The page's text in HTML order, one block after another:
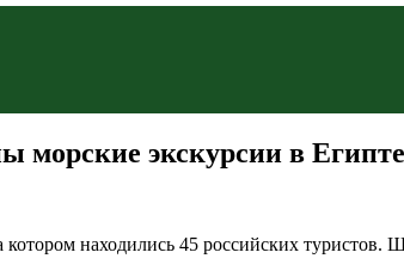
морские экскурсии в Египте
находились 45 российских туристов.